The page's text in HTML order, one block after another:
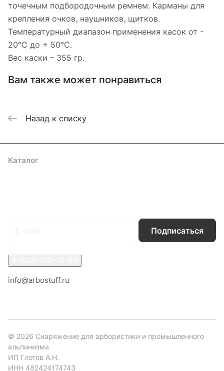
точечным подбородочным ремнем. Карманы для
крепления очков, наушников, щитков.
Температурный диапазон применения касок от -
20°C до + 50°C.
Вес каски – 355 гр.
Вам также может понравиться
Назад к списку
Каталог
Подписаться
info@arbostuff.ru
© 2026 Снаряжение для арбористики и промышленного
альпинизма
ИП Глотов А.Н.
ИНН 482424174743